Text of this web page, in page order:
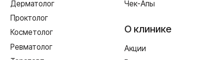
ИМЕЮТСЯ ПРОТИВОПОКАЗАНИЯ,
Лицензия Л041-01128-67/00331765 от 28.05.2019 г. и Л041-
01128-67/00637993 от 17.01.2023 г. выдана Департаментом
Смоленской области по здравоохранению